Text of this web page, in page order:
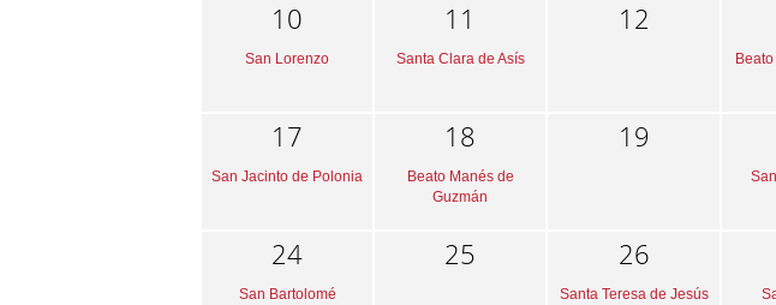
10
San Lorenzo
11
Santa Clara de Asís
12
17
San Jacinto de Polonia
18
Beato Manés de
Guzmán
19
24
San Bartolomé
25 26
Santa Teresa de Jesús